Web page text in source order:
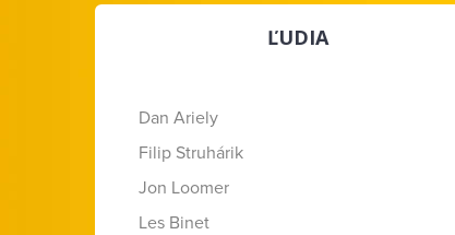
ĽUDIA
Dan Ariely
Filip Struhárik
Jon Loomer
Les Binet